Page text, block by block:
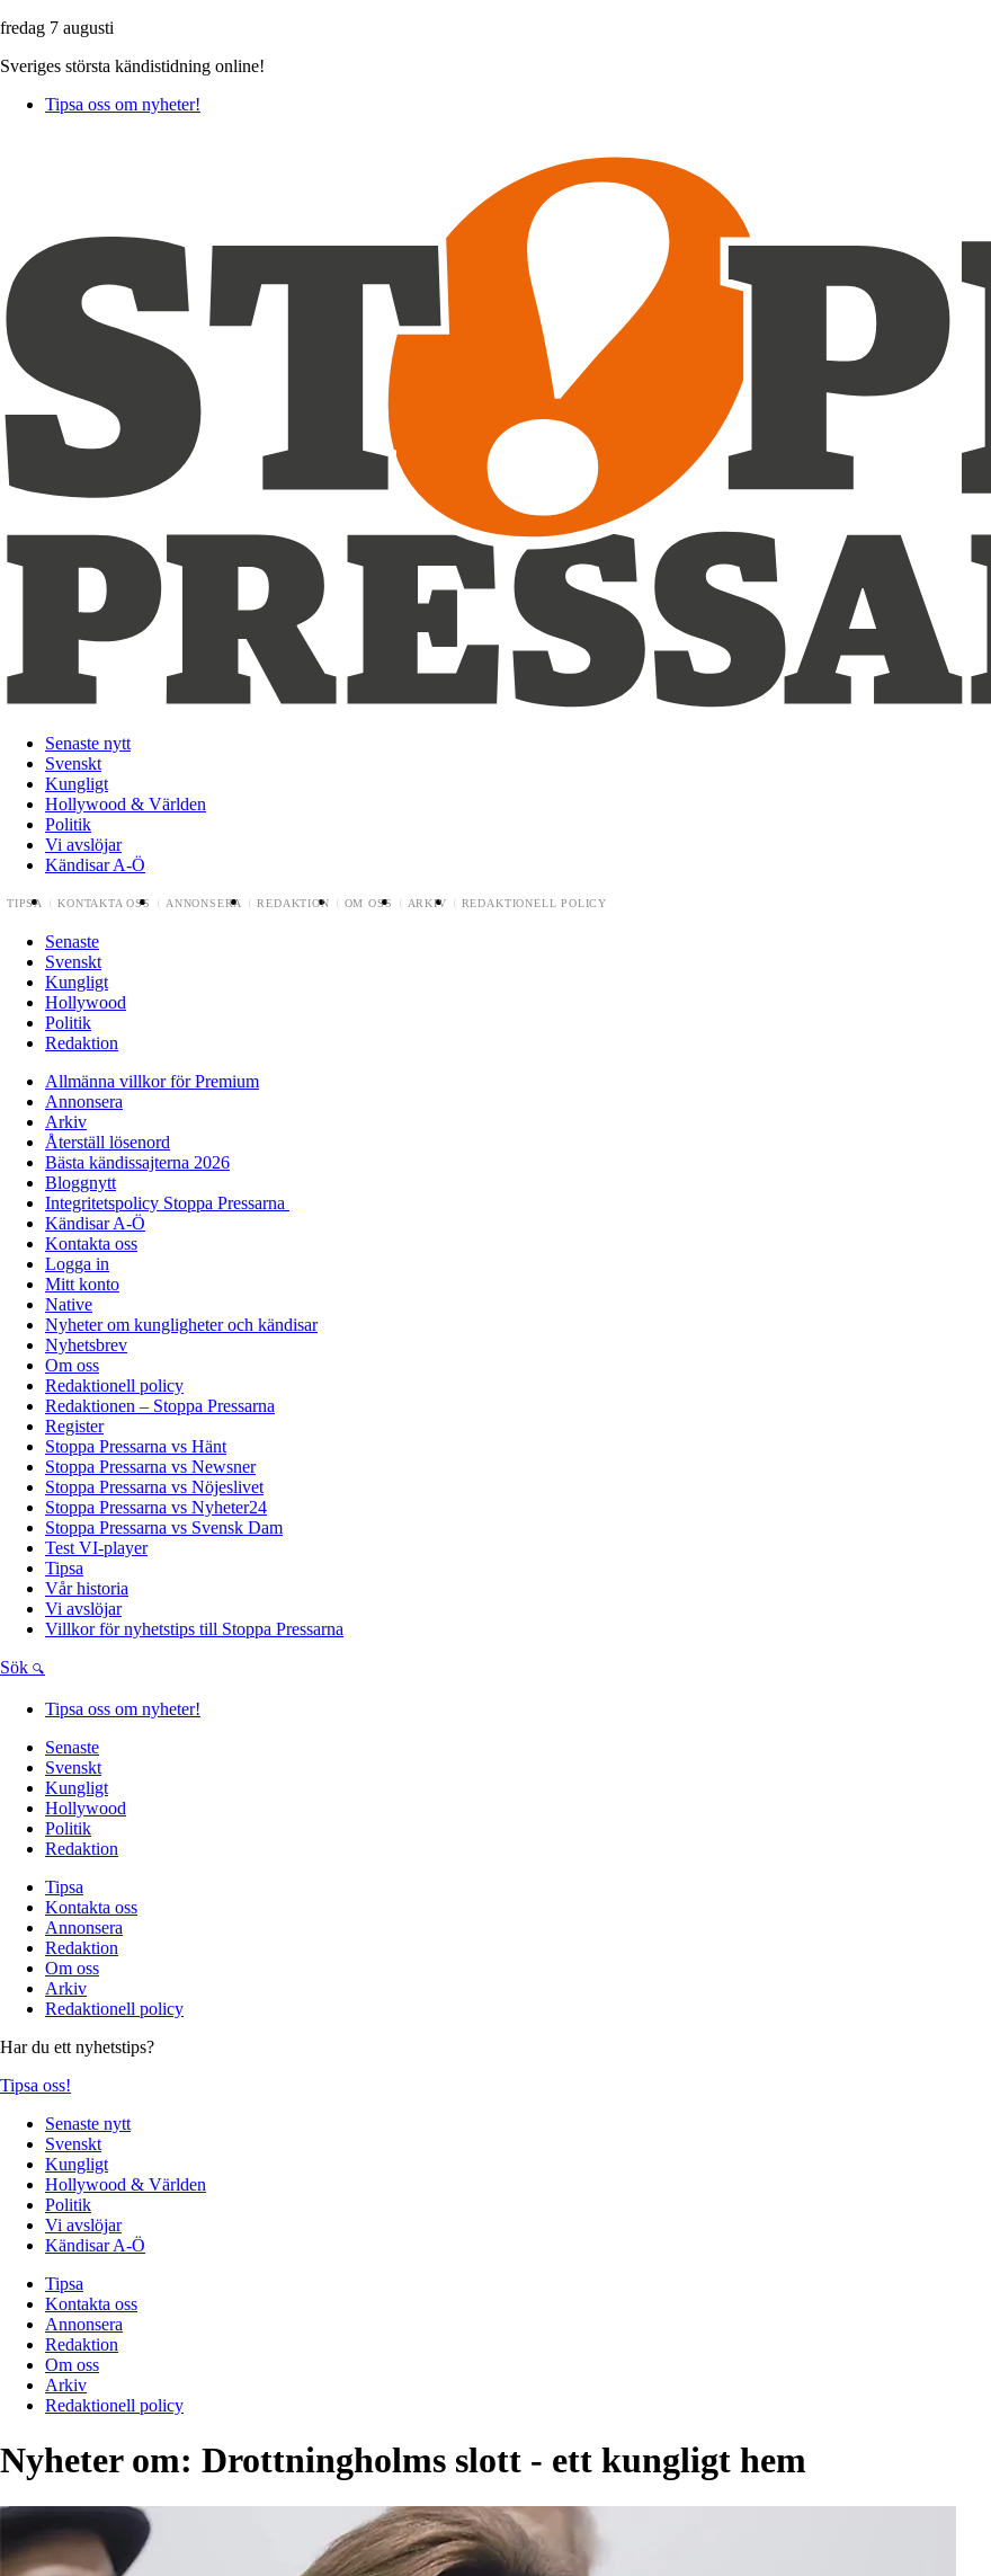
fredag 7 augusti
Sveriges största kändistidning online!
Tipsa oss om nyheter!
Senaste nytt
Svenskt
Kungligt
Hollywood & Världen
Politik
Vi avslöjar
Kändisar A-Ö
TIPSA KONTAKTA OSS ANNONSERA REDAKTION OM OSS ARKIV REDAKTIONELL POLICY
Senaste
Svenskt
Kungligt
Hollywood
Politik
Redaktion
Allmänna villkor för Premium
Annonsera
Arkiv
Återställ lösenord
Bästa kändissajterna 2026
Bloggnytt
Integritetspolicy Stoppa Pressarna
Kändisar A-Ö
Kontakta oss
Logga in
Mitt konto
Native
Nyheter om kungligheter och kändisar
Nyhetsbrev
Om oss
Redaktionell policy
Redaktionen – Stoppa Pressarna
Register
Stoppa Pressarna vs Hänt
Stoppa Pressarna vs Newsner
Stoppa Pressarna vs Nöjeslivet
Stoppa Pressarna vs Nyheter24
Stoppa Pressarna vs Svensk Dam
Test VI-player
Tipsa
Vår historia
Vi avslöjar
Villkor för nyhetstips till Stoppa Pressarna
Sök
Tipsa oss om nyheter!
Senaste
Svenskt
Kungligt
Hollywood
Politik
Redaktion
Tipsa
Kontakta oss
Annonsera
Redaktion
Om oss
Arkiv
Redaktionell policy
Har du ett nyhetstips?
Tipsa oss!
Senaste nytt
Svenskt
Kungligt
Hollywood & Världen
Politik
Vi avslöjar
Kändisar A-Ö
Tipsa
Kontakta oss
Annonsera
Redaktion
Om oss
Arkiv
Redaktionell policy
Nyheter om: Drottningholms slott - ett kungligt hem